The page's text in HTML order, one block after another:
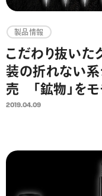
製品情報
こだわり抜いた
装の折れない系
売 「鉱物」を
ンズメタルグリ
2019.04.09